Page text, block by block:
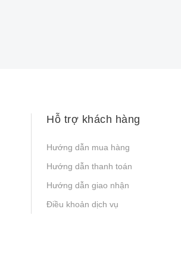
Hỗ trợ khách hàng
Hướng dẫn mua hàng
Hướng dẫn thanh toán
Hướng dẫn giao nhận
Điều khoản dịch vụ